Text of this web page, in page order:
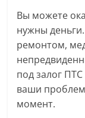
Вы можете
нужны
ремонтом,
под залог
ваши
момент.